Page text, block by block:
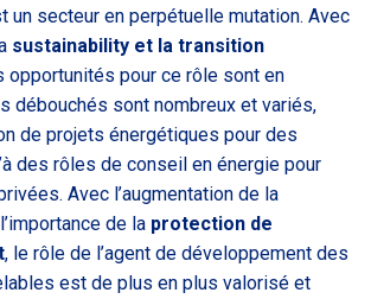
un secteur en perpétuelle mutation. Avec
sustainability et la transition
opportunités pour ce rôle sont en
débouchés sont nombreux et variés,
de projets énergétiques pour des
des rôles de conseil en énergie pour
Avec l’augmentation de la
de la protection de
, le rôle de l’agent de développement des
est de plus en plus valorisé et